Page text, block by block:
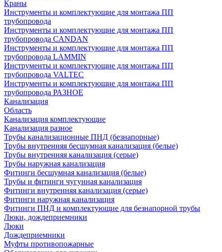
Краны
Инструменты и комплектующие для монтажа ПП
трубопровода
Инструменты и комплектующие для монтажа ПП
трубопровода CANDAN
Инструменты и комплектующие для монтажа ПП
трубопровода LAMMIN
Инструменты и комплектующие для монтажа ПП
трубопровода VALTEC
Инструменты и комплектующие для монтажа ПП
трубопровода РАЗНОЕ
Канализация
Область
Канализация комплектующие
Канализация разное
Трубы канализационные ПНД (безнапорные)
Трубы внутренняя бесшумная канализация (белые)
Трубы внутренняя канализация (серые)
Трубы наружная канализация
Фитинги бесшумная канализация (белые)
Трубы и фитинги чугунная канализация
Фитинги внутренняя канализация (серые)
Фитинги наружная канализация
Фитинги ПНД и комплектующие для безнапорной трубы
Люки, дождеприемники
Люки
Дождеприемники
Муфты противопожарные